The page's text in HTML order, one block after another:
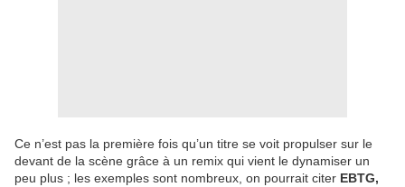
Ce n’est pas la première fois qu’un titre se voit propulser sur le
devant de la scène grâce à un remix qui vient le dynamiser un
peu plus ; les exemples sont nombreux, on pourrait citer EBTG,